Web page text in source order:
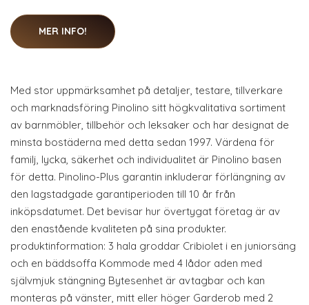
MER INFO!
Med stor uppmärksamhet på detaljer, testare, tillverkare
och marknadsföring Pinolino sitt högkvalitativa sortiment
av barnmöbler, tillbehör och leksaker och har designat de
minsta bostäderna med detta sedan 1997. Värdena för
familj, lycka, säkerhet och individualitet är Pinolino basen
för detta. Pinolino-Plus garantin inkluderar förlängning av
den lagstadgade garantiperioden till 10 år från
inköpsdatumet. Det bevisar hur övertygat företag är av
den enastående kvaliteten på sina produkter.
produktinformation: 3 hala groddar Cribiolet i en juniorsäng
och en bäddsoffa Kommode med 4 lådor aden med
självmjuk stängning Bytesenhet är avtagbar och kan
monteras på vänster, mitt eller höger Garderob med 2